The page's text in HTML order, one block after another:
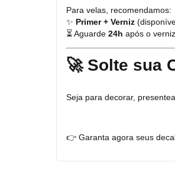
Para velas, recomendamos:
✨ Primer + Verniz
⏳ Aguarde 24h após o
🚀 Solte sua
Seja para decorar,
👉 Garanta agora seus